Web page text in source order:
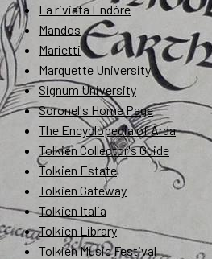
La rivista Endóre
Mandos
Marietti
Marquette University
Signum University
Soronel's Home Page
The Encyclopedia of Arda
Tolkien Collector's Guide
Tolkien Estate
Tolkien Gateway
Tolkien Italia
Tolkien Library
Tolkien Music Festival